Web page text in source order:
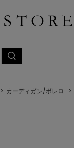
カーディガン/ボレロ